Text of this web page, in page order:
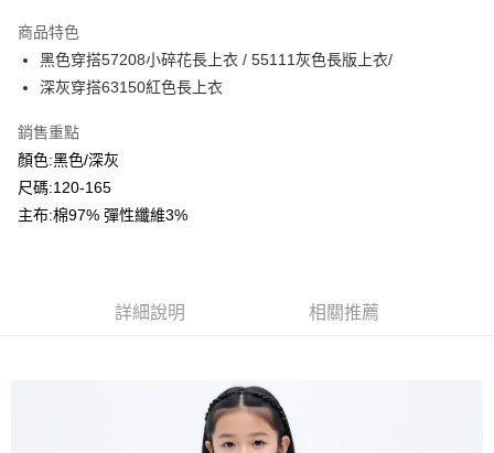
Apple Pay
Google Pay
ATM付款
運送方式
全家付款取貨
每筆NT$80，滿NT$2,000(含以上)免運費
每筆NT$80，滿NT$2,000(含以上)免運費
商品特色
黑色穿搭57208小碎花長上衣 / 55111灰色長版上衣/
深灰穿搭63150紅色長上衣
銷售重點
顏色:黑色/深灰
尺碼:120-165
主布:棉97% 彈性纖維3%
詳細說明 相關推薦